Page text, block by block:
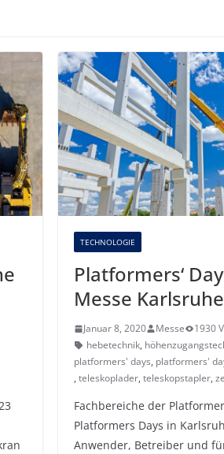
TECHNOLOGIE
Platformers‘
Messe Karlsruhe
Januar 8, 2020 Messe
1930
hebetechnik,
platformers' days, platformers'
, teleskoplader, teleskopstapler,
Fachbereiche der
Platformers Days in
Anwender, Betreiber und